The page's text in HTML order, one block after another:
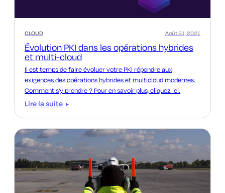
CLOUD
Évolution PKI dans les opérations hybrides
et multi-cloud
Août 31, 2021
Il est temps de faire évoluer votre PKI répondre aux
exigences des opérations hybrides et multicloud modernes.
Comment s'y prendre ? Pour en savoir plus, cliquez ici.
Lire la suite